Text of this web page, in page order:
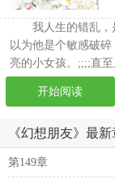
我人生的错乱
以为他是个敏感破
亮的小女孩。;;;;直
开始阅读
《幻想朋友》最
第149章